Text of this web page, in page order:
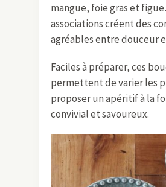
mangue, foie gras et
associations créent des
agréables entre douceur
Faciles à préparer, ces
permettent de varier les
proposer un apéritif à la
convivial et savoureux.